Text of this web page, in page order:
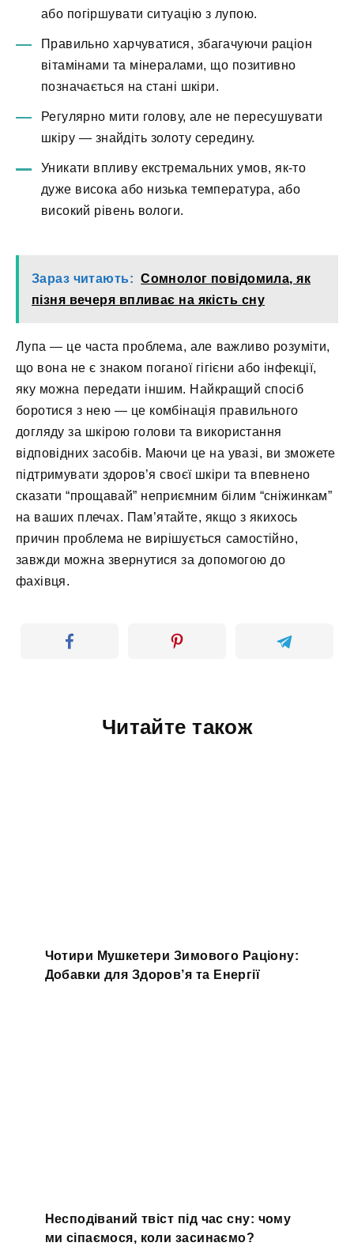
або погіршувати ситуацію з лупою.
Правильно харчуватися, збагачуючи раціон
вітамінами та мінералами, що позитивно
позначається на стані шкіри.
Регулярно мити голову, але не пересушувати
шкіру — знайдіть золоту середину.
Уникати впливу екстремальних умов, як-то
дуже висока або низька температура, або
високий рівень вологи.
Зараз читають: Сомнолог повідомила, як
пізня вечеря впливає на якість сну
Лупа — це часта проблема, але важливо розуміти,
що вона не є знаком поганої гігієни або інфекції,
яку можна передати іншим. Найкращий спосіб
боротися з нею — це комбінація правильного
догляду за шкірою голови та використання
відповідних засобів. Маючи це на увазі, ви зможете
підтримувати здоров’я своєї шкіри та впевнено
сказати “прощавай” неприємним білим “сніжинкам”
на ваших плечах. Пам’ятайте, якщо з якихось
причин проблема не вирішується самостійно,
завжди можна звернутися за допомогою до
фахівця.
Читайте також
Чотири Мушкетери Зимового Раціону:
Добавки для Здоров’я та Енергії
Несподіваний твіст під час сну: чому
ми сіпаємося, коли засинаємо?